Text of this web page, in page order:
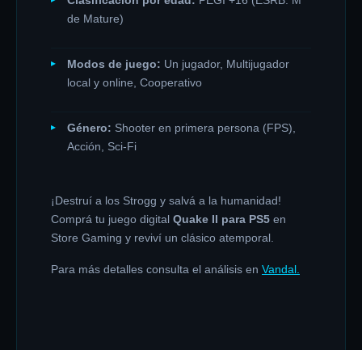
de Mature)
Modos de juego: Un jugador, Multijugador
local y online, Cooperativo
Género: Shooter en primera persona (FPS),
Acción, Sci-Fi
¡Destruí a los Strogg y salvá a la humanidad!
Comprá tu juego digital Quake II para PS5 en
Store Gaming y reviví un clásico atemporal.
Para más detalles consulta el análisis en Vandal.